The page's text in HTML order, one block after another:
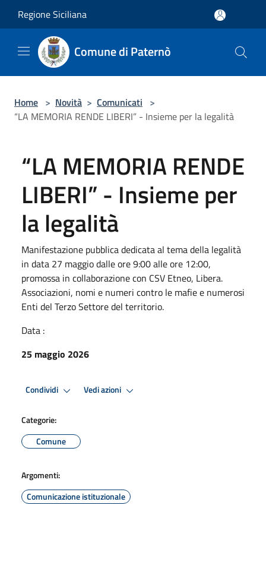
Regione Siciliana
Comune di Paternò
Home > Novità > Comunicati >
“LA MEMORIA RENDE LIBERI” - Insieme per la legalità
“LA MEMORIA RENDE
LIBERI” - Insieme per
la legalità
Manifestazione pubblica dedicata al tema della legalità
in data 27 maggio dalle ore 9:00 alle ore 12:00,
promossa in collaborazione con CSV Etneo, Libera.
Associazioni, nomi e numeri contro le mafie e numerosi
Enti del Terzo Settore del territorio.
Data :
25 maggio 2026
Condividi Vedi azioni
Categorie:
Comune
Argomenti:
Comunicazione istituzionale